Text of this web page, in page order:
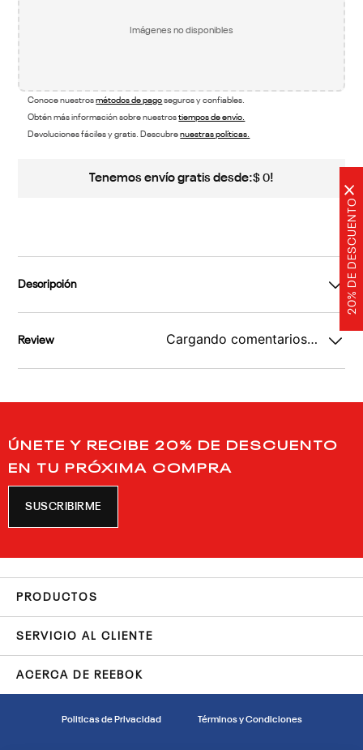
20% DE DESCUENTO
×
Imágenes no disponibles
Conoce nuestrosmétodos de pagoseguros y confiables.
Obtén más información sobre nuestrostiempos de envío.
Devoluciones fáciles y gratis. Descubrenuestras políticas.
Tenemos envío gratis desde:$ 0!
Descripción
Review Cargando comentarios…
ÚNETE Y RECIBE 20% DE DESCUENTO
EN TU PRÓXIMA COMPRA
SUSCRIBIRME
PRODUCTOS
SERVICIO AL CLIENTE
ACERCA DE REEBOK
Politicas de Privacidad Términos y Condiciones